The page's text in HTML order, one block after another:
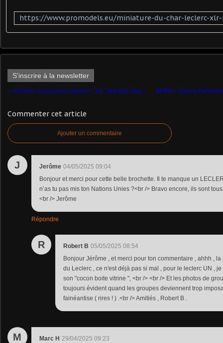
S'inscrire à la newsletter
Milinfo-Focus hors-série n° 56 : Renault Master T30D VSAB (OttOmobile - 1/18) ​
Commenter cet article
Ajouter un commentaire
J Jerôme 04/05/2025 09:04
Bonjour et merci pour cette belle brochette. Il te manque un
n’as tu pas mis ton Nations Unies ?<br /> Bravo encore, ils sont
<br /> Jerôme
Répondre
R Robert B 05/05/2025 08:54
Bonjour Jérôme , et merci pour ton commentaire , ahhh ,
du Leclerc , ce n'est déjà pas si mal , pour le leclerc UN ,
son "cocon boite vitrine ", <br /> <br /> Et les photos de
toujours évident quand les groupes deviennent trop
fainéantise ( rires ! ) .<br /> Amitiés , Robert B .
M Marc H 29/04/2025 09:23